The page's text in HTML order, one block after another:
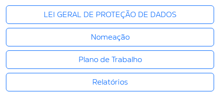
LEI GERAL DE PROTEÇÃO DE DADOS
Nomeação
Plano de Trabalho
Relatórios